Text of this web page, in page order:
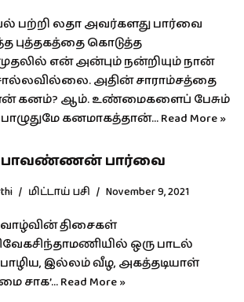
பற்றி லதா அவர்களது பார்வை
புத்தகத்தை கொடுத்த
என் அன்பும் நன்றியும் நான்
அதின் சாராம்சத்தை
கனம்? ஆம். உண்மைகளைப் பேசும்
கனமாகத்தான்…Read More »
பாவண்ணன் பார்வை
மிட்டாய் பசி November 9, 2021
வாழ்வின் திசைகள்
ஒரு பாடல்
இல்லம் வீழ, அகத்தடியாள்
சாக’…Read More »